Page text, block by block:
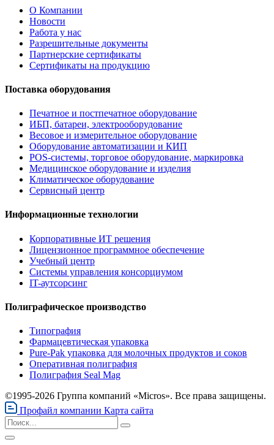
О Компании
Новости
Работа у нас
Разрешительные документы
Партнерские сертификаты
Сертификаты на продукцию
Поставка оборудования
Печатное и постпечатное оборудование
ИБП, батареи, электрооборудование
Весовое и измерительное оборудование
Оборудование автоматизации и КИП
POS-системы, торговое оборудование, маркировка
Медицинское оборудование и изделия
Климатическое оборудование
Сервисный центр
Информационные технологии
Корпоративные ИТ решения
Лицензионное программное обеспечение
Учебный центр
Системы управления консорциумом
IT-аутсорсинг
Полиграфическое производство
Типография
Фармацевтическая упаковка
Pure-Pak упаковка для молочных продуктов и соков
Оперативная полиграфия
Полиграфия Seal Mag
©1995-2026 Группа компаний «Micros». Все права защищены.
Профайл компании Карта сайта